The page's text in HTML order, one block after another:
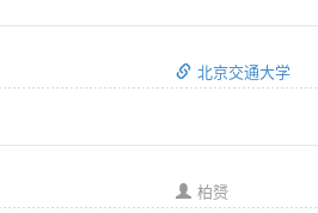
北京交通大学
柏赟